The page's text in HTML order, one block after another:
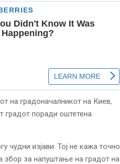
на градоначалникот на Киев,
градот поради оштетена
чудни изјави. Тој не кажа точно
збор за напуштање на градот на